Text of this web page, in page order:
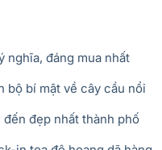
nghĩa, đáng mua nhất
bộ bí mật về cây cầu nổi
đẹp nhất thành phố